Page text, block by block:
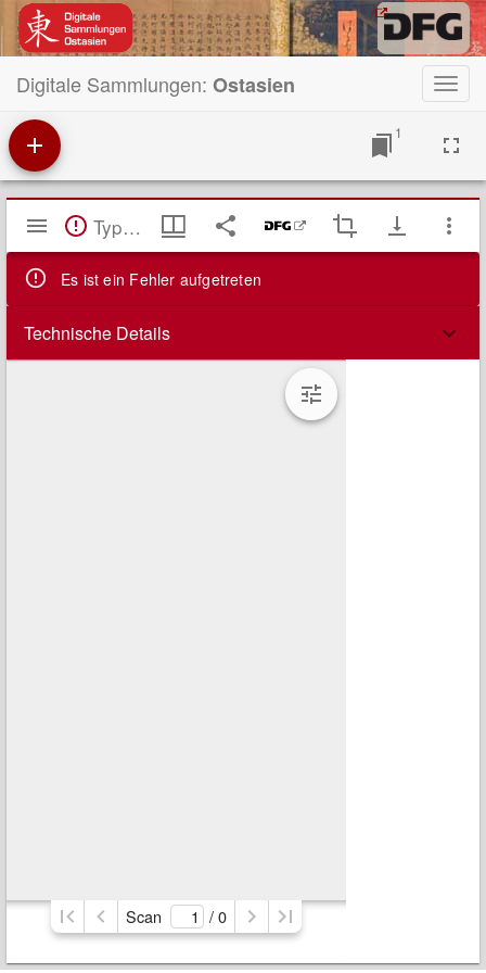
Digitale Sammlungen: Ostasien
1
Mirador
Viewer TypeError: Failed to fetch
Es ist ein Fehler aufgetreten
Technische Details
Scan / 0